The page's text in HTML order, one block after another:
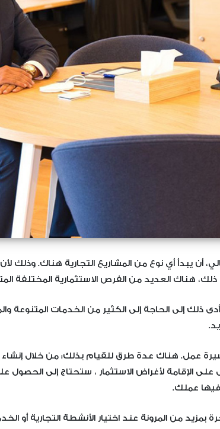
أن يبدأ أي نوع من المشاريع التجارية هناك. وذلك
هناك العديد من الفرص الاستثمارية المختلفة
ذلك إلى الحاجة إلى الكثير من الخدمات المتنوعة
عمل. هناك عدة طرق للقيام بذلك: من خلال
الإقامة لأغراض الاستثمار ، ستحتاج إلى
عملك.
من المرونة عند اختيار الأنشطة التجارية أو